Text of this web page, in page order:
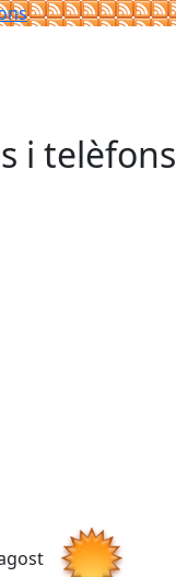
i telèfons